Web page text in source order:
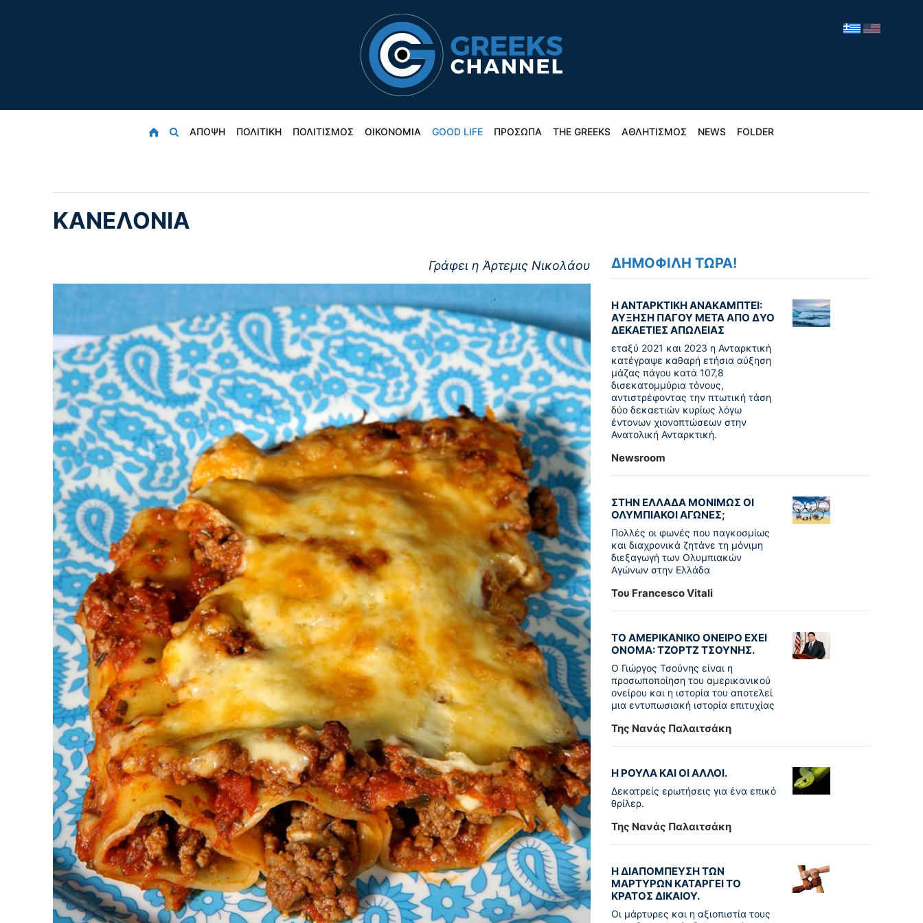
ΑΠΟΨΗ ΠΟΛΙΤΙΚΗ ΠΟΛΙΤΙΣΜΟΣ ΟΙΚΟΝΟΜΙΑ GOOD LIFE ΠΡΟΣΩΠΑ THE GREEKS ΑΘΛΗΤΙΣΜΟΣ NEWS FOLDER
ΚΑΝΕΛΌΝΙΑ
Γράφει η Άρτεμις Νικολάου ΔΗΜΟΦΙΛΗ ΤΩΡΑ!
Η ΑΝΤΑΡΚΤΙΚΗ ΑΝΑΚΑΜΠΤΕΙ:
ΑΥΞΗΣΗ ΠΑΓΟΥ ΜΕΤΑ ΑΠΟ ΔΥΟ
ΔΕΚΑΕΤΙΕΣ ΑΠΩΛΕΙΑΣ
εταξύ 2021 και 2023 η Ανταρκτική
κατέγραψε καθαρή ετήσια αύξηση
μάζας πάγου κατά 107,8
δισεκατομμύρια τόνους,
αντιστρέφοντας την πτωτική τάση
δύο δεκαετιών κυρίως λόγω
έντονων χιονοπτώσεων στην
Ανατολική Ανταρκτική.
Newsroom
ΣΤΗΝ ΕΛΛΑΔΑ ΜΟΝΙΜΩΣ ΟΙ
ΟΛΥΜΠΙΑΚΟΙ ΑΓΩΝΕΣ;
Πολλές οι φωνές που παγκοσμίως
και διαχρονικά ζητάνε τη μόνιμη
διεξαγωγή των Ολυμπιακών
Αγώνων στην Ελλάδα
Του Francesco Vitali
ΤΟ ΑΜΕΡΙΚΑΝΙΚΟ ΟΝΕΙΡΟ ΕΧΕΙ
ΟΝΟΜΑ: ΤΖΟΡΤΖ ΤΣΟΥΝΗΣ.
Ο Γιώργος Τσούνης είναι η
προσωποποίηση του αμερικανικού
ονείρου και η ιστορία του αποτελεί
μια εντυπωσιακή ιστορία επιτυχίας
Της Νανάς Παλαιτσάκη
Η ΡΟΥΛΑ ΚΑΙ ΟΙ ΑΛΛΟΙ.
Δεκατρείς ερωτήσεις για ένα επικό
θρίλερ.
Της Νανάς Παλαιτσάκη
Η ΔΙΑΠΟΜΠΕΥΣΗ ΤΩΝ
ΜΑΡΤΥΡΩΝ ΚΑΤΑΡΓΕΙ ΤΟ
ΚΡΑΤΟΣ ΔΙΚΑΙΟΥ.
Οι μάρτυρες και η αξιοπιστία τους